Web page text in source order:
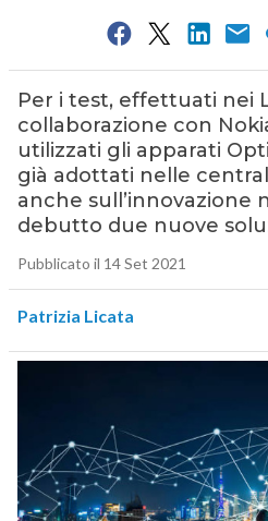
Per i test, effettuati nei
collaborazione con
utilizzati gli apparati
già adottati nelle
anche sull’innovazione
debutto due nuove
Pubblicato il 14 Set 2021
Patrizia Licata